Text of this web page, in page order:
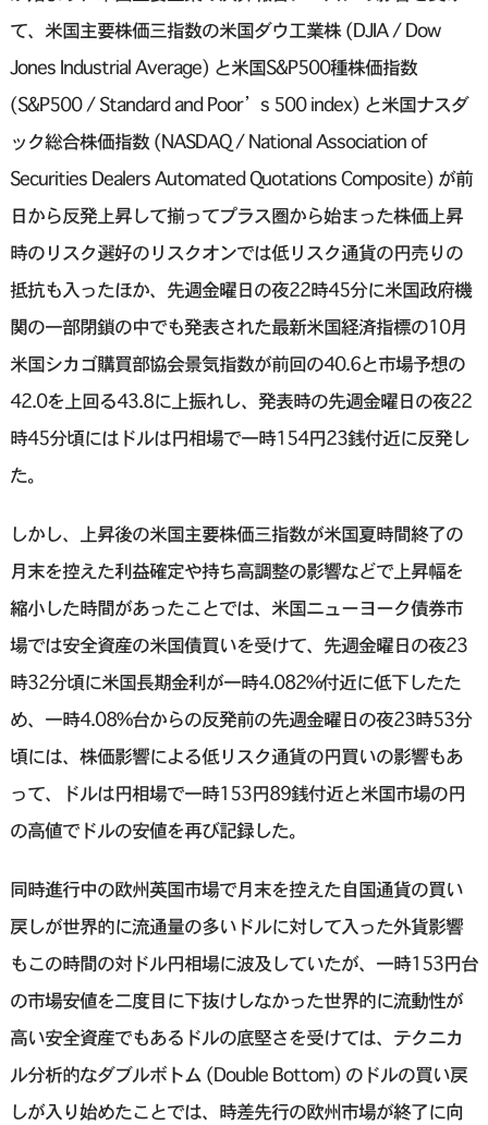
て、米国主要株価三指数の米国ダウ工業株 (DJIA / Dow
Jones Industrial Average) と米国S&P500種株価指数
(S&P500 / Standard and Poor’s 500 index) と米国ナスダ
ック総合株価指数 (NASDAQ / National Association of
Securities Dealers Automated Quotations Composite) が前
日から反発上昇して揃ってプラス圏から始まった株価上昇
時のリスク選好のリスクオンでは低リスク通貨の円売りの
抵抗も入ったほか、先週金曜日の夜22時45分に米国政府機
関の一部閉鎖の中でも発表された最新米国経済指標の10月
米国シカゴ購買部協会景気指数が前回の40.6と市場予想の
42.0を上回る43.8に上振れし、発表時の先週金曜日の夜22
時45分頃にはドルは円相場で一時154円23銭付近に反発し
た。
しかし、上昇後の米国主要株価三指数が米国夏時間終了の
月末を控えた利益確定や持ち高調整の影響などで上昇幅を
縮小した時間があったことでは、米国ニューヨーク債券市
場では安全資産の米国債買いを受けて、先週金曜日の夜23
時32分頃に米国長期金利が一時4.082%付近に低下したた
め、一時4.08%台からの反発前の先週金曜日の夜23時53分
頃には、株価影響による低リスク通貨の円買いの影響もあ
って、ドルは円相場で一時153円89銭付近と米国市場の円
の高値でドルの安値を再び記録した。
同時進行中の欧州英国市場で月末を控えた自国通貨の買い
戻しが世界的に流通量の多いドルに対して入った外貨影響
もこの時間の対ドル円相場に波及していたが、一時153円台
の市場安値を二度目に下抜けしなかった世界的に流動性が
高い安全資産でもあるドルの底堅さを受けては、テクニカ
ル分析的なダブルボトム (Double Bottom) のドルの買い戻
しが入り始めたことでは、時差先行の欧州市場が終了に向